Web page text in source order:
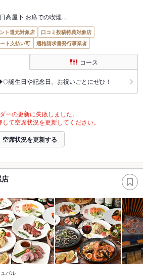
高屋下 お席での喫煙…
ト還元対象店
口コミ投稿特典対象店
ト支払い可 適格請求書発行事業者
コース
生日や記念日、お祝いごとにぜひ！
ーの更新に失敗しました。
て空席状況を更新してください。
空席状況を更新する
バル